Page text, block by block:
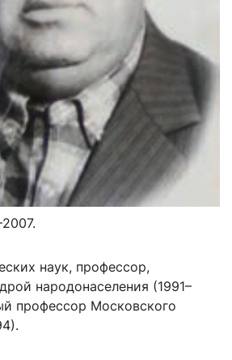
наук, профессор,
народонаселения (1991–
профессор Московского